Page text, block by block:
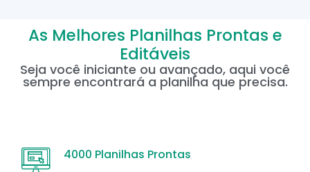
As Melhores Planilhas Prontas e
Editáveis
Seja você iniciante ou avançado, aqui você
sempre encontrará a planilha que precisa.
4000 Planilhas Prontas